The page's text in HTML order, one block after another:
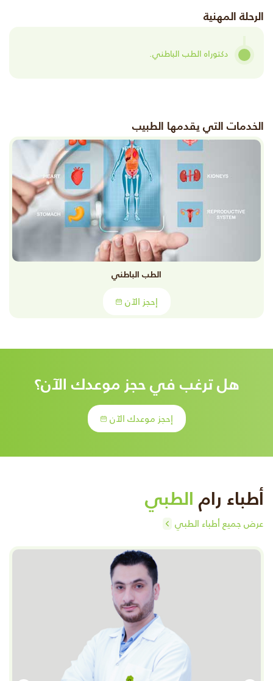
الرحلة المهنية
دكتوراه الطب الباطني.
الخدمات التي يقدمها الطبيب
الطب الباطني
إحجز الآن
هل ترغب في حجز موعدك الآن؟
إحجز موعدك الآن
أطباء رامالطبي
عرض جميع أطباء الطبي